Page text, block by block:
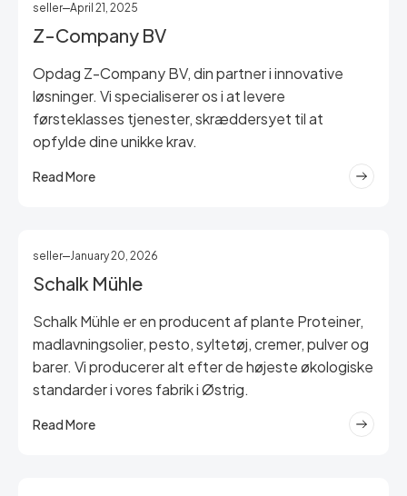
seller April 21, 2025
Z-Company BV
Opdag Z-Company BV, din partner i innovative
løsninger. Vi specialiserer os i at levere
førsteklasses tjenester, skræddersyet til at
opfylde dine unikke krav.
Read More
seller January 20, 2026
Schalk Mühle
Schalk Mühle er en producent af plante Proteiner,
madlavningsolier, pesto, syltetøj, cremer, pulver og
barer. Vi producerer alt efter de højeste økologiske
standarder i vores fabrik i Østrig.
Read More